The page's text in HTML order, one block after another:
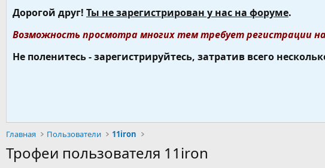
Дорогой друг! Ты не зарегистрирован у нас на форуме.
Возможность просмотра многих тем требует регистрации
Не поленитесь - зарегистрируйтесь, затратив всего
Главная Пользователи 11iron
Трофеи пользователя 11iron